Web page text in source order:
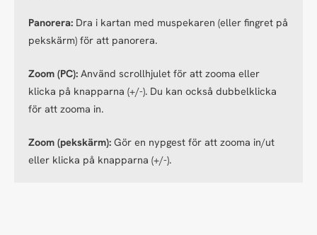
Panorera: Dra i kartan med muspekaren (eller fingret på
pekskärm) för att panorera.
Zoom (PC): Använd scrollhjulet för att zooma eller
klicka på knapparna (+/-). Du kan också dubbelklicka
för att zooma in.
Zoom (pekskärm): Gör en nypgest för att zooma in/ut
eller klicka på knapparna (+/-).